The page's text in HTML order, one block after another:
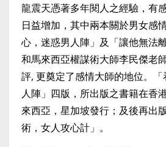
龍震天憑著多年閱人之經驗，有
日益增加，其中兩本關於男女感
心，迷惑男人陣」及「讓他無法
和馬來西亞權謀術大師李民傑老
評, 更奠定了感情大師的地位。
人陣」四版，所出版之書籍在香
來西亞，星加坡發行；及後再出
術，女人攻心計」。